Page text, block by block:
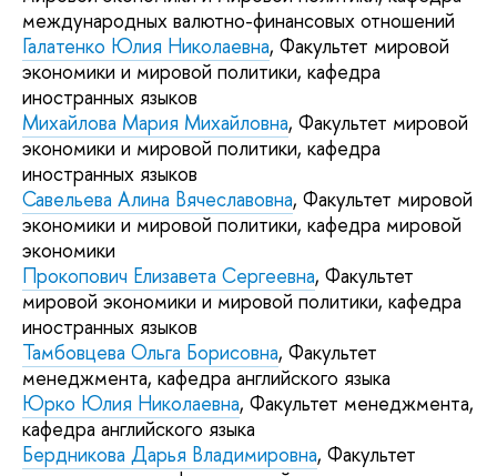
международных валютно-финансовых отношений
Галатенко Юлия Николаевна, Факультет мировой
экономики и мировой политики, кафедра
иностранных языков
Михайлова Мария Михайловна, Факультет мировой
экономики и мировой политики, кафедра
иностранных языков
Савельева Алина Вячеславовна, Факультет мировой
экономики и мировой политики, кафедра мировой
экономики
Прокопович Елизавета Сергеевна, Факультет
мировой экономики и мировой политики, кафедра
иностранных языков
Тамбовцева Ольга Борисовна, Факультет
менеджмента, кафедра английского языка
Юрко Юлия Николаевна, Факультет менеджмента,
кафедра английского языка
Бердникова Дарья Владимировна, Факультет